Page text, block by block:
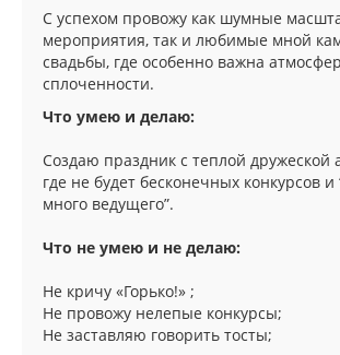
С успехом провожу как шумные
мероприятия, так и любимые мной
свадьбы, где особенно важна
сплоченности.
Что умею и делаю:
Создаю праздник с теплой дружеской
где не будет бесконечных конкурсов и
много ведущего”.
Что не умею и не делаю:
Не кричу «Горько!» ;
Не провожу нелепые конкурсы;
Не заставляю говорить тосты;